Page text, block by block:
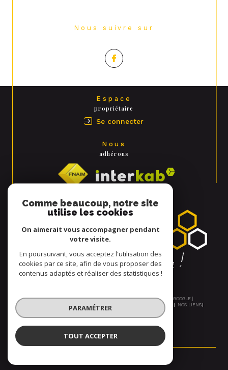
Nous suivre sur
Espace
propriétaire
Se connecter
Nous
adhérons
© 2026 | TOUS DROITS RÉSERVÉS | TRADUCTION POWERED BY GOOGLE |
PLAN DU SITE ADMIN
NOS LIENS
POLITIQUE RGPD
Comme beaucoup, notre site
utilise les cookies
On aimerait vous accompagner pendant
votre visite.
En poursuivant, vous acceptez l'utilisation des
cookies par ce site, afin de vous proposer des
contenus adaptés et réaliser des statistiques !
PARAMÉTRER
TOUT ACCEPTER